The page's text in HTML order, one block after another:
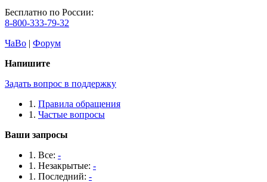
Бесплатно по России:
8-800-333-79-32
ЧаВо | Форум
Напишите
Задать вопрос в поддержку
Правила обращения
Частые вопросы
Ваши запросы
Все: -
Незакрытые: -
Последний: -